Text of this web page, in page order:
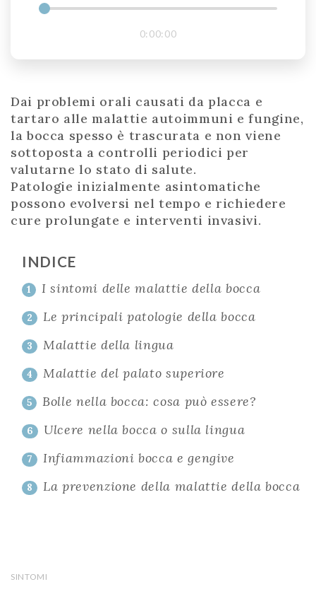
0:00:00
Dai problemi orali causati da placca e
tartaro alle malattie autoimmuni e fungine,
la bocca spesso è trascurata e non viene
sottoposta a controlli periodici per
valutarne lo stato di salute.
Patologie inizialmente asintomatiche
possono evolversi nel tempo e richiedere
cure prolungate e interventi invasivi.
INDICE
1 I sintomi delle malattie della bocca
2 Le principali patologie della bocca
3 Malattie della lingua
4 Malattie del palato superiore
5 Bolle nella bocca: cosa può essere?
6 Ulcere nella bocca o sulla lingua
7 Infiammazioni bocca e gengive
8 La prevenzione della malattie della bocca
SINTOMI